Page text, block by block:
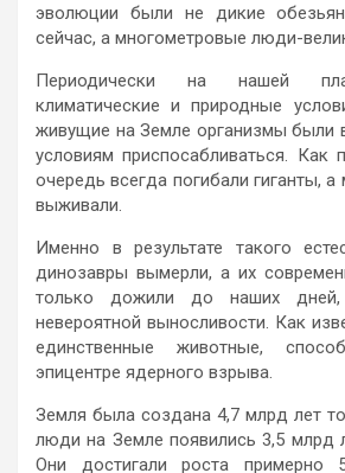
эволюции были не дикие
сейчас, а многометровые люди-
Периодически на нашей
климатические и природные
живущие на Земле организмы были
условиям приспосабливаться. Как
очередь всегда погибали гиганты,
выживали.
Именно в результате такого
динозавры вымерли, а их
только дожили до наших
невероятной выносливости. Как
единственные животные,
эпицентре ядерного взрыва.
Земля была создана 4,7 млрд лет
люди на Земле появились 3,5 млрд
Они достигали роста